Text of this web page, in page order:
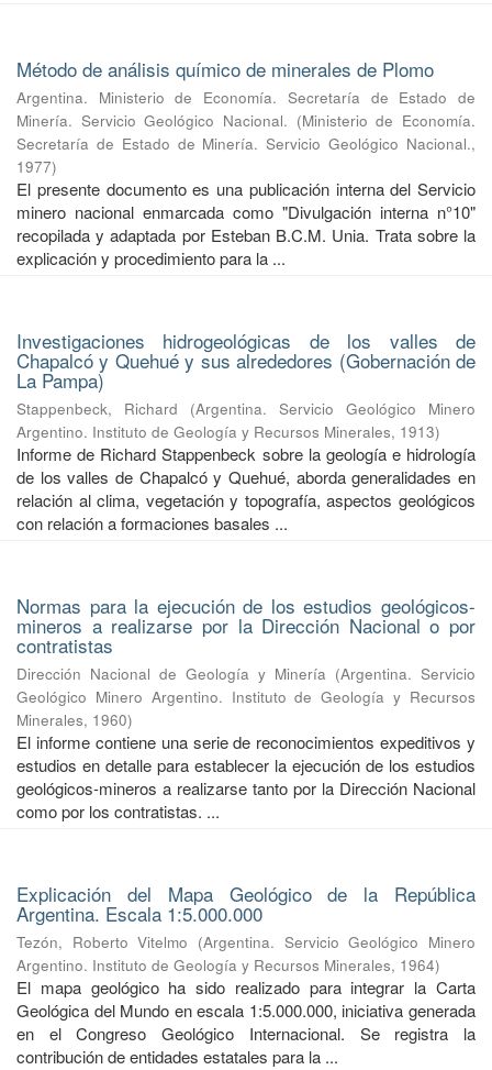
Método de análisis químico de minerales de Plomo
Argentina. Ministerio de Economía. Secretaría de Estado de
Minería. Servicio Geológico Nacional. (Ministerio de Economía.
Secretaría de Estado de Minería. Servicio Geológico Nacional.,
1977)
El presente documento es una publicación interna del Servicio
minero nacional enmarcada como "Divulgación interna n°10"
recopilada y adaptada por Esteban B.C.M. Unia. Trata sobre la
explicación y procedimiento para la ...
Investigaciones hidrogeológicas de los valles de
Chapalcó y Quehué y sus alrededores (Gobernación de
La Pampa)
Stappenbeck, Richard (Argentina. Servicio Geológico Minero
Argentino. Instituto de Geología y Recursos Minerales, 1913)
Informe de Richard Stappenbeck sobre la geología e hidrología
de los valles de Chapalcó y Quehué, aborda generalidades en
relación al clima, vegetación y topografía, aspectos geológicos
con relación a formaciones basales ...
Normas para la ejecución de los estudios geológicos-
mineros a realizarse por la Dirección Nacional o por
contratistas
Dirección Nacional de Geología y Minería (Argentina. Servicio
Geológico Minero Argentino. Instituto de Geología y Recursos
Minerales, 1960)
El informe contiene una serie de reconocimientos expeditivos y
estudios en detalle para establecer la ejecución de los estudios
geológicos-mineros a realizarse tanto por la Dirección Nacional
como por los contratistas. ...
Explicación del Mapa Geológico de la República
Argentina. Escala 1:5.000.000
Tezón, Roberto Vitelmo (Argentina. Servicio Geológico Minero
Argentino. Instituto de Geología y Recursos Minerales, 1964)
El mapa geológico ha sido realizado para integrar la Carta
Geológica del Mundo en escala 1:5.000.000, iniciativa generada
en el Congreso Geológico Internacional. Se registra la
contribución de entidades estatales para la ...